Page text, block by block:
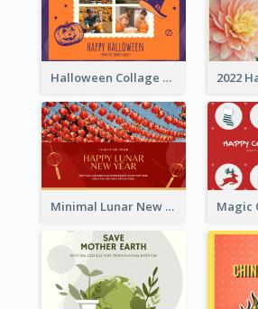
Halloween Collage Greeting Card
Minimal Lunar New Year Celebration Greeting Card